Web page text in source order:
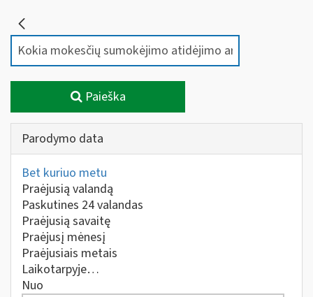
Paieška
Parodymo data
Bet kuriuo metu
Praėjusią valandą
Paskutines 24 valandas
Praėjusią savaitę
Praėjusį mėnesį
Praėjusiais metais
Laikotarpyje…
Nuo